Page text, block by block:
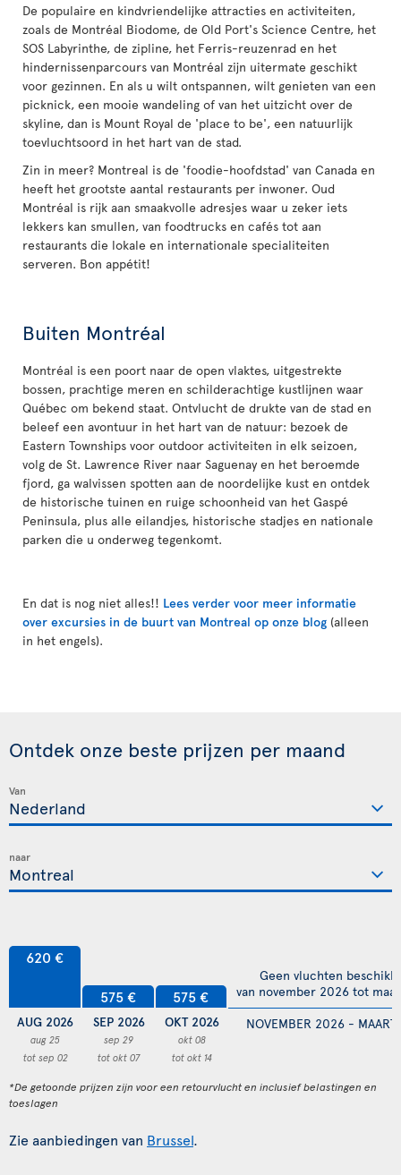
De populaire en kindvriendelijke attracties en activiteiten,
zoals de Montréal Biodome, de Old Port's Science Centre, het
SOS Labyrinthe, de zipline, het Ferris-reuzenrad en het
hindernissenparcours van Montréal zijn uitermate geschikt
voor gezinnen. En als u wilt ontspannen, wilt genieten van een
picknick, een mooie wandeling of van het uitzicht over de
skyline, dan is Mount Royal de 'place to be', een natuurlijk
toevluchtsoord in het hart van de stad.
Zin in meer? Montreal is de 'foodie-hoofdstad' van Canada en
heeft het grootste aantal restaurants per inwoner. Oud
Montréal is rijk aan smaakvolle adresjes waar u zeker iets
lekkers kan smullen, van foodtrucks en cafés tot aan
restaurants die lokale en internationale specialiteiten
serveren. Bon appétit!
Buiten Montréal
Montréal is een poort naar de open vlaktes, uitgestrekte
bossen, prachtige meren en schilderachtige kustlijnen waar
Québec om bekend staat. Ontvlucht de drukte van de stad en
beleef een avontuur in het hart van de natuur: bezoek de
Eastern Townships voor outdoor activiteiten in elk seizoen,
volg de St. Lawrence River naar Saguenay en het beroemde
fjord, ga walvissen spotten aan de noordelijke kust en ontdek
de historische tuinen en ruige schoonheid van het Gaspé
Peninsula, plus alle eilandjes, historische stadjes en nationale
parken die u onderweg tegenkomt.
En dat is nog niet alles!! Lees verder voor meer informatie
over excursies in de buurt van Montreal op onze blog (alleen
in het engels).
Ontdek onze beste prijzen per maand
Van
naar
620 €
AUG 2026
aug 25
tot sep 02
575 €
SEP 2026
sep 29
tot okt 07
575 €
OKT 2026
okt 08
tot okt 14
NOVEMBER 2026 -
Geen vluchten
van november 2026 tot
*De getoonde prijzen zijn voor een retourvlucht en inclusief belastingen en
toeslagen
Zie aanbiedingen van Brussel.